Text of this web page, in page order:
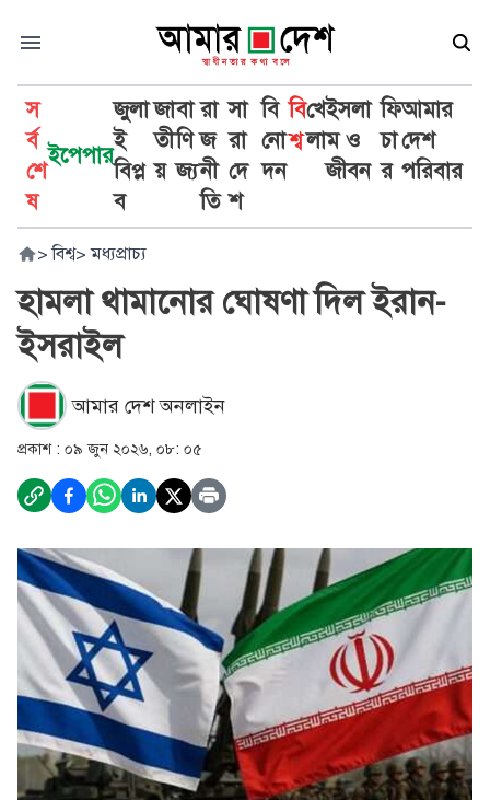
স
র্ব
শে
ষ
ইপেপার
জুলা
ই
বিপ্ল
ব
জা
তী
য়
বা
ণি
জ্য
রা
জ
নী
তি
সা
রা
দে
শ
বি
নো
দন
বি
শ্ব
খে
লা
ইসলা
ম ও
জীবন
ফি
চা
র
আমার
দেশ
পরিবার
> বিশ্ব> মধ্যপ্রাচ্য
হামলা থামানোর ঘোষণা দিল ইরান-
ইসরাইল
আমার দেশ অনলাইন
প্রকাশ : ০৯ জুন ২০২৬, ০৮: ০৫